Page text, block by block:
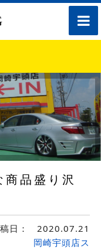
toggle
品盛り沢
日： 2020.07.21
岡崎宇頭店ス